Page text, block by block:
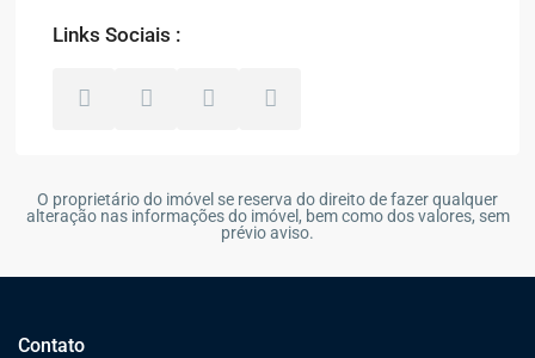
Links Sociais :
O proprietário do imóvel se reserva do direito de fazer qualquer
alteração nas informações do imóvel, bem como dos valores, sem
prévio aviso.
Contato